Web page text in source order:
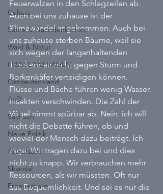
Culture
Satire & Nachdenkliches
Wald & Natur
PRESSEANFRAGEN
Ostdeutschland
AxD
Sachsen
Neue Politik
Arbeitszeit
Skandal
Erneuerbare
Feuerwalzen in den Schlagzeilen ab.
Auch bei uns zuhause ist der
Klimawandel angekommen. Auch bei
uns zuhause sterben Bäume, weil sie
sich wegen der langanhaltenden
Trockenheit nicht gegen Sturm und
Borkenkäfer verteidigen können.
Flüsse und Bäche führen wenig Wasser.
Insekten verschwinden. Die Zahl der
Vögel nimmt spürbar ab. Nein. ich will
nicht die Debatte führen, ob und
wieviel der Mensch dazu beiträgt. Ich
sage: Wir tragen dazu bei und dies
nicht zu knapp. Wir verbrauchen mehr
Ressourcen, als wir müssten. Oft nur
aus Bequemlichkeit. Und sei es nur die